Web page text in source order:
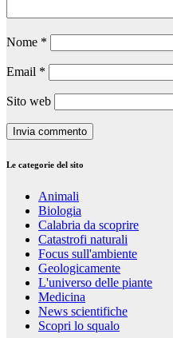
Nome *
Email *
Sito web
Le categorie del sito
Animali
Biologia
Calabria da scoprire
Catastrofi naturali
Focus sull'ambiente
Geologicamente
L'universo delle piante
Medicina
News scientifiche
Scopri lo squalo